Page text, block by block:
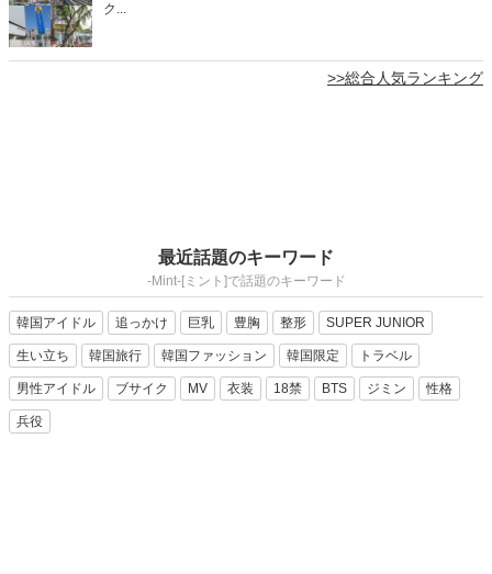
ク...
>>総合人気ランキング
最近話題のキーワード
-Mint-[ミント]で話題のキーワード
韓国アイドル 追っかけ 巨乳 豊胸 整形 SUPER JUNIOR
生い立ち 韓国旅行 韓国ファッション 韓国限定 トラベル
男性アイドル ブサイク MV 衣装 18禁 BTS ジミン 性格
兵役